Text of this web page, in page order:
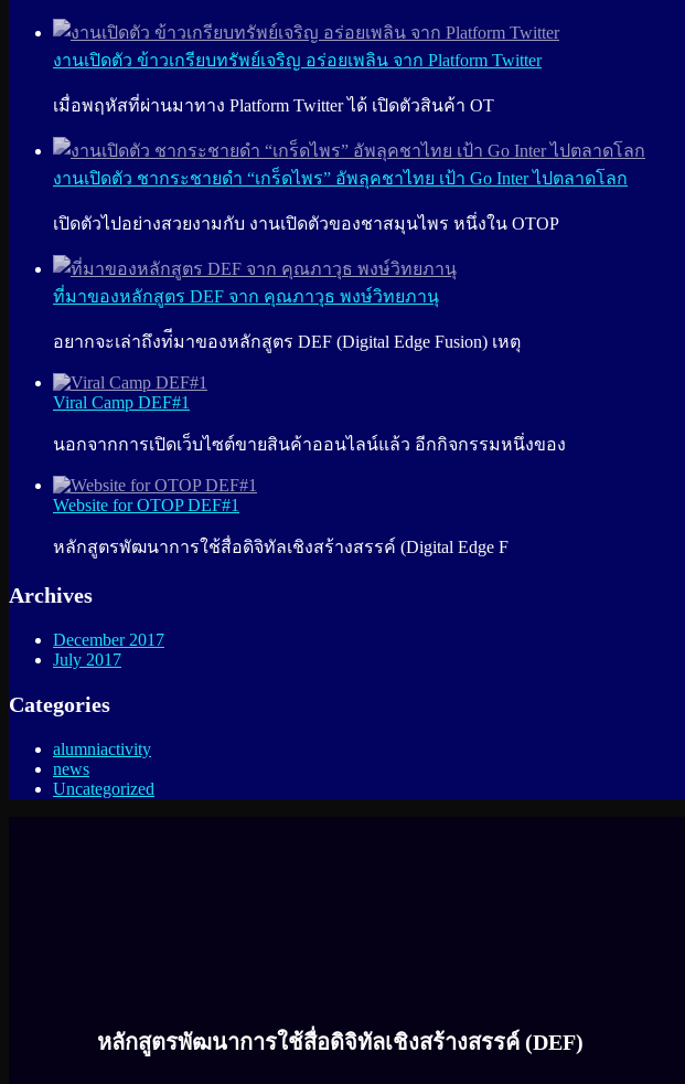
งานเปิดตัว ข้าวเกรียบทรัพย์เจริญ อร่อยเพลิน จาก Platform Twitter
เมื่อพฤหัสที่ผ่านมาทาง Platform Twitter ได้ เปิดตัวสินค้า OT
งานเปิดตัว ชากระชายดำ “เกร็ดไพร” อัพลุคชาไทย เป้า Go Inter ไปตลาดโลก
เปิดตัวไปอย่างสวยงามกับ งานเปิดตัวของชาสมุนไพร หนึ่งใน OTOP
ที่มาของหลักสูตร DEF จาก คุณภาวุธ พงษ์วิทยภานุ
อยากจะเล่าถึงท่ีมาของหลักสูตร DEF (Digital Edge Fusion) เหตุ
Viral Camp DEF#1
นอกจากการเปิดเว็บไซต์ขายสินค้าออนไลน์แล้ว อีกกิจกรรมหนึ่งของ
Website for OTOP DEF#1
หลักสูตรพัฒนาการใช้สื่อดิจิทัลเชิงสร้างสรรค์ (Digital Edge F
Archives
December 2017
July 2017
Categories
alumniactivity
news
Uncategorized
หลักสูตรพัฒนาการใช้สื่อดิจิทัลเชิงสร้างสรรค์ (DEF)